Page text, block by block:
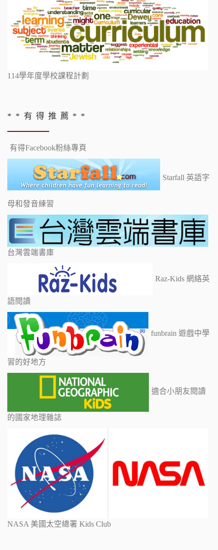
114學年度學校課程計劃
* * 有 得 推 薦 * *
有得Facebook粉絲專頁
Starfall 英語字
母和發音練習
台灣雲端書庫
Raz-Kids 網絡英
語閱讀
funbrain 遊戲中學
習的好地方
適合小朋友閱讀
的國家地理雜誌
NASA 美國太空總署 Kids Club